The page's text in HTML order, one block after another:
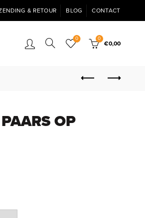
& RETOUR BLOG CONTACT
0 0
€0,00
OP